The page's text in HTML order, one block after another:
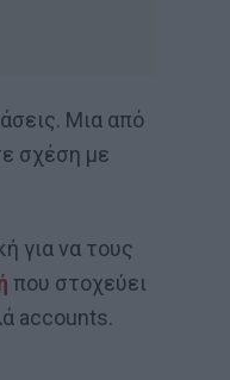
Μια από
σχέση με
για να τους
που στοχεύει
accounts.